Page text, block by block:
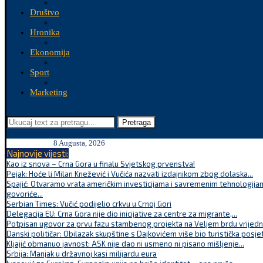
Društvo
Hronika
Ekonomija
Sport
Marketing
Pretraga
8 Augusta, 2026
Najnovije vijesti:
Kao iz snova – Crna Gora u finalu Svjetskog prvenstva!
Pejak: Hoće li Milan Knežević i Vučića nazvati izdajnikom zbog dolaska...
Spajić: Otvaramo vrata američkim investicijama i savremenim
govoriće...
Serbian Times: Vučić podijelio crkvu u Crnoj Gori
Delegacija EU: Crna Gora nije dio inicijative za centre za migrante,...
Potpisan ugovor za prvu fazu stambenog projekta na Veljem brdu
Danski političar: Obilazak skupštine s Dajkovićem više bio turistička
Kljajić obmanuo javnost: ASK nije dao ni usmeno ni pisano mišljenje...
Srbija: Manjak u državnoj kasi milijardu eura